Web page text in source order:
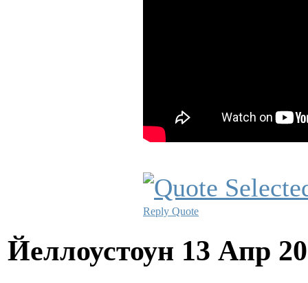
Reply Quote
Йеллоустоун 13 Апр